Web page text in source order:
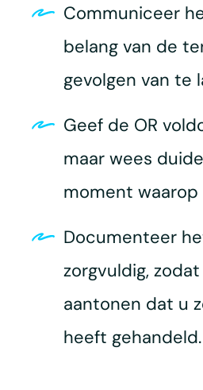
Communiceer
belang van de
gevolgen van te
Geef de OR
maar wees
moment
Documenteer
zorgvuldig,
aantonen dat u
heeft gehandeld.